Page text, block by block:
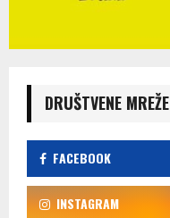
DRUŠTVENE MREŽE
FACEBOOK
INSTAGRAM